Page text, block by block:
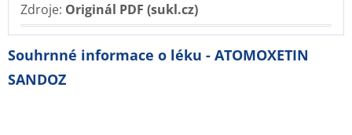
Zdroje: Originál PDF (sukl.cz)
Souhrnné informace o léku - ATOMOXETIN
SANDOZ